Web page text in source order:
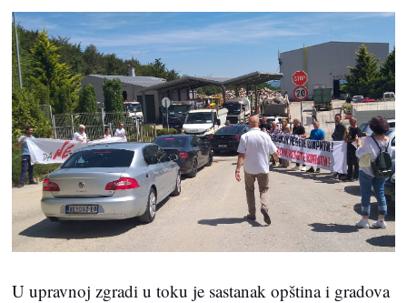
U upravnoj zgradi u toku je sastanak opština i gradova